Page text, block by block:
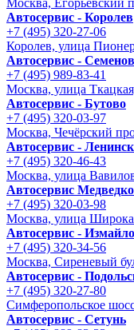
Автосервис - Королев
+7 (495) 320-27-06
Королев, улица
Автосервис -
+7 (495) 989-83-41
Москва, улица
Автосервис - Бутово
+7 (495) 320-03-97
Москва, Чечёрский
Автосервис -
+7 (495) 320-46-43
Москва, улица
Автосервис
+7 (495) 320-03-98
Москва, улица
Автосервис -
+7 (495) 320-34-56
Москва, Сиреневый
Автосервис -
+7 (495) 320-27-80
Симферопольское
Автосервис - Сетунь